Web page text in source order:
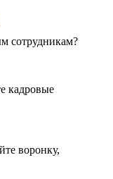
сотрудникам?
кадровые
воронку,